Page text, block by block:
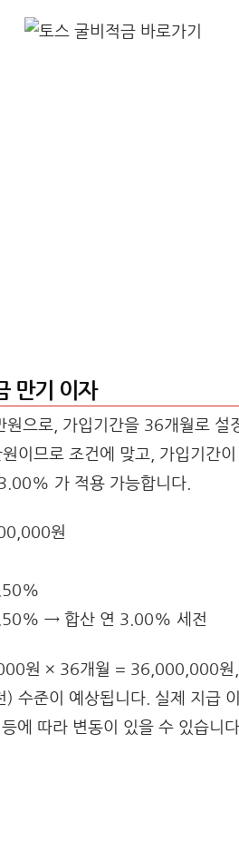
만기 이자
으로, 가입기간을 36개월로 설
이므로 조건에 맞고, 가입기간
가 적용 가능합니다.
원
→ 합산 연 3.00% 세전
원 × 36개월 = 36,000,000원
수준이 예상됩니다. 실제 지급
에 따라 변동이 있을 수 있습니다.